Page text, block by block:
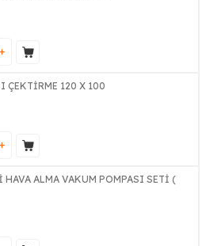
ÇEKTİRME 120 X 100
ALMA VAKUM POMPASI SETİ (